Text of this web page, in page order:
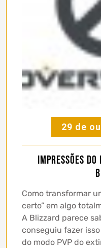
29 de
Impressões do
Como transformar
certo” em algo
A Blizzard parece
conseguiu fazer
do modo PVP do